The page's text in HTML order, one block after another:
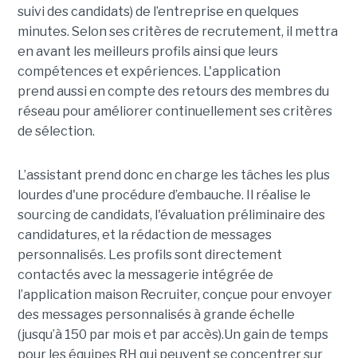
suivi des candidats) de l’entreprise en quelques
minutes. Selon ses critères de recrutement, il mettra
en avant les meilleurs profils ainsi que leurs
compétences et expériences. L'application
prend aussi en compte des retours des membres du
réseau pour améliorer continuellement ses critères
de sélection.
L’assistant prend donc en charge les tâches les plus
lourdes d'une procédure d’embauche. Il réalise le
sourcing de candidats, l'évaluation préliminaire des
candidatures, et la rédaction de messages
personnalisés. Les profils sont directement
contactés avec la messagerie intégrée de
l’application maison Recruiter, conçue pour envoyer
des messages personnalisés à grande échelle
(jusqu’à 150 par mois et par accès).Un gain de temps
pour les équipes RH qui peuvent se concentrer sur